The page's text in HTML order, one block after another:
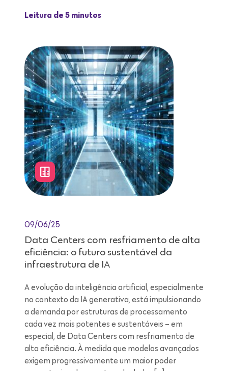
Leitura de 5 minutos
09/06/25
Data Centers com resfriamento de alta
eficiência: o futuro sustentável da
infraestrutura de IA
A evolução da inteligência artificial, especialmente
no contexto da IA generativa, está impulsionando
a demanda por estruturas de processamento
cada vez mais potentes e sustentáveis – em
especial, de Data Centers com resfriamento de
alta eficiência. À medida que modelos avançados
exigem progressivamente um maior poder